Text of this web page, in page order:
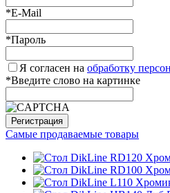
*E-Mail
*Пароль
Я согласен на обработку
*Введите слово на картинке
Самые продаваемые товары